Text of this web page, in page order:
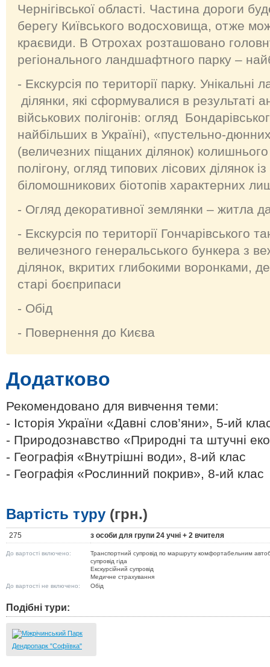
Чернігівської області. Частина дороги
берегу Київського водосховища, отже
краєвиди. В Отрохах розташовано
регіонального ландшафтного парку –
- Екскурсія по території парку.
ділянки, які сформувалися в результаті
військових полігонів: огляд
найбільших в Україні), «пустельно-
(величезних піщаних ділянок) колишнього
полігону, огляд типових лісових ділянок
біломошникових біотопів характерних
- Огляд декоративної землянки – житла
- Екскурсія по території Гончарівського
величезного генеральського бункера з
ділянок, вкритих глибокими воронками,
старі боєприпаси
- Обід
- Повернення до Києва
Додатково
Рекомендовано для вивчення теми:
- Історія України «Давні слов’яни», 5-ий
- Природознавство «Природні та штучні
- Географія «Внутрішні води», 8-ий клас
- Географія «Рослинний покрив», 8-ий клас
Вартість туру (грн.)
275 з особи для групи 24 учні + 2 вчителя
До вартості включено:
Транспортний супровід по маршруту комфортабельним
супровід гіда
Екскурсійний супровід
Медичне страхування
До вартості не включено:
Обід
Подібні тури:
Дендропарк "Софіївка"